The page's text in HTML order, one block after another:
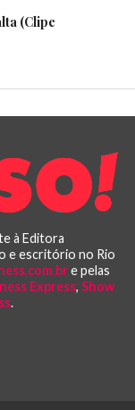
(Clipe
à Editora
e escritório no Rio
e pelas
Express, Show
.